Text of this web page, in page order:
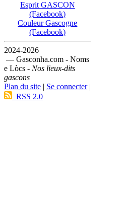
Esprit GASCON
(Facebook)
Couleur Gascogne
(Facebook)
2024-2026
— Gasconha.com - Noms
e Lòcs - Nos lieux-dits
gascons
Plan du site | Se connecter|
RSS 2.0